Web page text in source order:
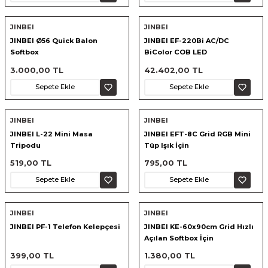
JINBEI
JINBEI Ø56 Quick Balon
Softbox
3.000,00 TL
Sepete Ekle
JINBEI
JINBEI EF-220Bi AC/DC
BiColor COB LED
42.402,00 TL
Sepete Ekle
JINBEI
JINBEI L-22 Mini Masa
Tripodu
519,00 TL
Sepete Ekle
JINBEI
JINBEI EFT-8C Grid RGB Mini
Tüp Işık İçin
795,00 TL
Sepete Ekle
JINBEI
JINBEI PF-1 Telefon Kelepçesi
399,00 TL
JINBEI
JINBEI KE-60x90cm Grid Hızlı
Açılan Softbox İçin
1.380,00 TL